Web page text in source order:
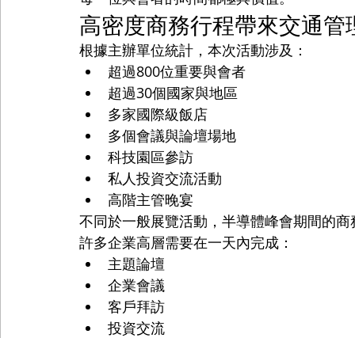
高密度商務行程帶來交通管
根據主辦單位統計，本次活動涉及：
超過800位重要與會者
超過30個國家與地區
多家國際級飯店
多個會議與論壇場地
科技園區參訪
私人投資交流活動
高階主管晚宴
不同於一般展覽活動，半導體峰會期間的
許多企業高層需要在一天內完成：
主題論壇
企業會議
客戶拜訪
投資交流